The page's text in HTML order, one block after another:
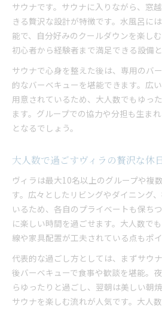
サウナです。サウナに入りながら、窓
きる贅沢な設計が特徴です。水風呂に
能で、自分好みのクールダウンを楽し
初心者から経験者まで満足できる設備と
サウナで心身を整えた後は、専用のバ
的なバーベキューを堪能できます。広
用意されているため、大人数でもゆっ
ます。グループでの協力や分担も生ま
となるでしょう。
大人数で過ごすヴィラの贅沢な休
ヴィラは最大10名以上のグループや複
す。広々としたリビングやダイニング
いるため、各自のプライベートも保ち
に楽しい時間を過ごせます。大人数で
線や家具配置が工夫されている点もポイ
代表的な過ごし方としては、まずサウ
後バーベキューで食事や歓談を堪能。
らゆったりと過ごし、翌朝は美しい朝
サウナを楽しむ流れが人気です。大人